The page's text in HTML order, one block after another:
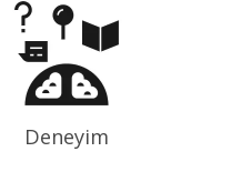
Deneyim